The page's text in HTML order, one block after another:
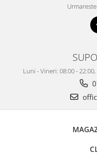
Luni - Vineri: 08:00 -